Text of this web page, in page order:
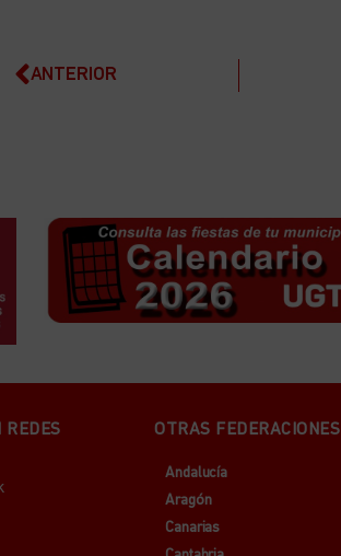
ANTERIOR
REDES OTRAS FEDERACIONES
Andalucía
Aragón
Canarias